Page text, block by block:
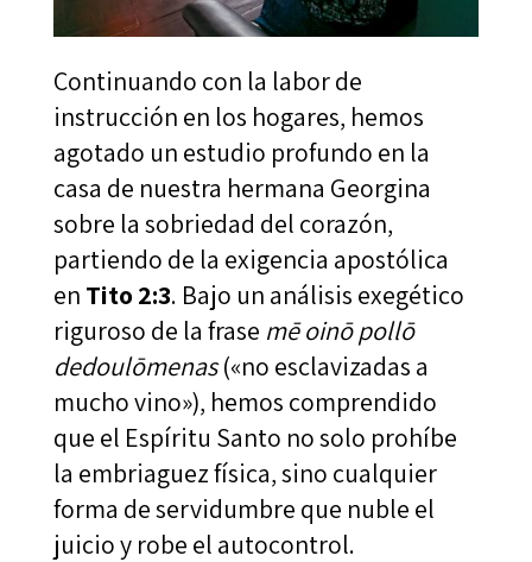
Continuando con la labor de
instrucción en los hogares, hemos
agotado un estudio profundo en la
casa de nuestra hermana Georgina
sobre la sobriedad del corazón,
partiendo de la exigencia apostólica
en Tito 2:3. Bajo un análisis exegético
riguroso de la frase mē oinō pollō
dedoulōmenas(«no esclavizadas a
mucho vino»), hemos comprendido
que el Espíritu Santo no solo prohíbe
la embriaguez física, sino cualquier
forma de servidumbre que nuble el
juicio y robe el autocontrol.